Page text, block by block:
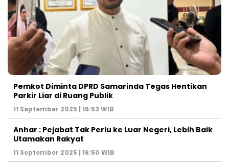
Pemkot Diminta DPRD Samarinda Tegas Hentikan
Parkir Liar di Ruang Publik
11 September 2025 | 16:53 WIB
Anhar : Pejabat Tak Perlu ke Luar Negeri, Lebih Baik
Utamakan Rakyat
11 September 2025 | 16:50 WIB